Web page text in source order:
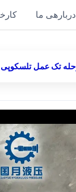
دربارهی ما